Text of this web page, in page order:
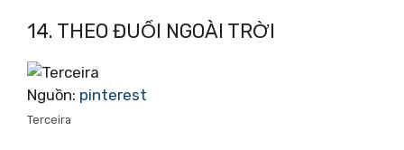
14. THEO ĐUỔI NGOÀI TRỜI
Nguồn: pinterest
Terceira